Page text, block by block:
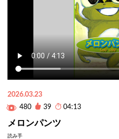
2026.03.23
480
39 04:13
メロンパンツ
読み手